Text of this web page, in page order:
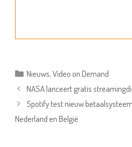
Categorieën
Nieuws,Video on Demand
NASA lanceert gratis
Spotify test nieuw
Nederland en België